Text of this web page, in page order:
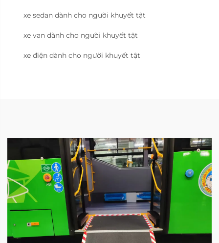
xe sedan dành cho người khuyết tật
xe van dành cho người khuyết tật
xe điện dành cho người khuyết tật